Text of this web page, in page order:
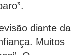
diante da
Muitos